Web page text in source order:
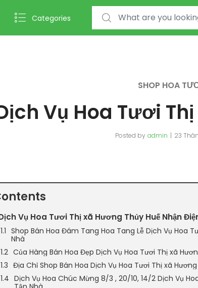
Categories
Search for:
SHOP HOA
Vụ Hoa Tươi
Posted by admin 23
Vụ Hoa Tươi Thị xã Hương Thủy Huế Nhận
Shop Bán Hoa Đám Tang Hoa Tang Lễ Dịch Vụ Hoa
Nhà
Của Hàng Bán Hoa Đẹp Dịch Vụ Hoa Tươi Thị xã
Địa Chỉ Shop Bán Hoa Dịch Vụ Hoa Tươi Thị xã
Dịch Vụ Hoa Chúc Mừng 8/3 , 20/10, 14/2 Dịch Vụ